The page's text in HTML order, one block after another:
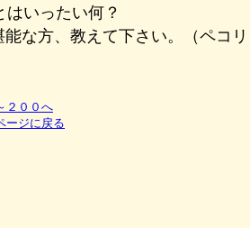
はいったい何？
な方、教えて下さい。（ペコリ
２００へ
ージに戻る